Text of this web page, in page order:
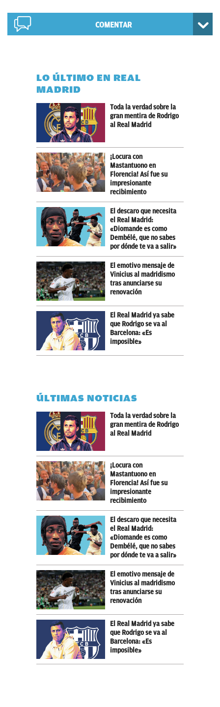
COMENTAR
LO ÚLTIMO EN REAL
MADRID
Toda la verdad sobre la
gran mentira de Rodrigo
al Real Madrid
¡Locura con
Mastantuono en
Florencia! Así fue su
impresionante
recibimiento
El descaro que necesita
el Real Madrid:
«Diomande es como
Dembélé, que no sabes
por dónde te va a salir»
El emotivo mensaje de
Vinicius al madridismo
tras anunciarse su
renovación
El Real Madrid ya sabe
que Rodrigo se va al
Barcelona: «Es
imposible»
ÚLTIMAS NOTICIAS
Toda la verdad sobre la
gran mentira de Rodrigo
al Real Madrid
¡Locura con
Mastantuono en
Florencia! Así fue su
impresionante
recibimiento
El descaro que necesita
el Real Madrid:
«Diomande es como
Dembélé, que no sabes
por dónde te va a salir»
El emotivo mensaje de
Vinicius al madridismo
tras anunciarse su
renovación
El Real Madrid ya sabe
que Rodrigo se va al
Barcelona: «Es
imposible»